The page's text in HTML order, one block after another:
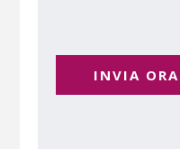
INVIA ORA